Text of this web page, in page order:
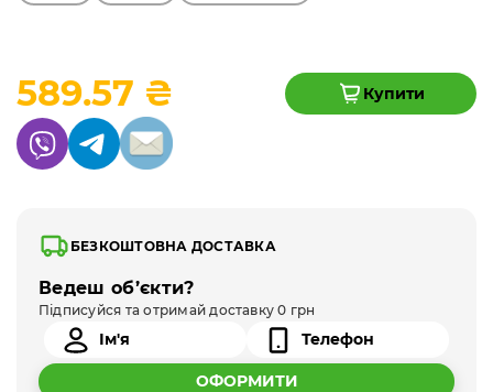
589.57 ₴ Купити
БЕЗКОШТОВНА ДОСТАВКА
Ведеш об’єкти?
Підписуйся та отримай доставку 0 грн
ОФОРМИТИ